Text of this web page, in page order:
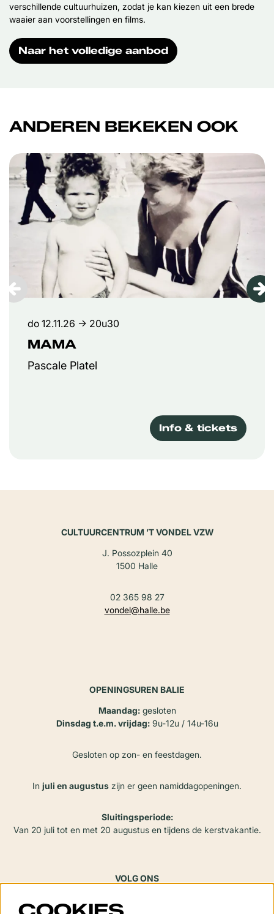
verschillende cultuurhuizen, zodat je kan kiezen uit een brede
waaier aan voorstellingen en films.
Naar het volledige aanbod
ANDEREN BEKEKEN OOK
Overslaan
MAMA
Pascale Platel
do 12.11.26 → 20u30
Info & tickets
CULTUURCENTRUM ’T VONDEL VZW
J. Possozplein 40
1500 Halle
02 365 98 27
vondel@halle.be
OPENINGSUREN BALIE
Maandag:gesloten
Dinsdag t.e.m. vrijdag:9u-12u / 14u-16u
Gesloten op zon- en feestdagen.
In juli en augustus zijn er geen namiddagopeningen.
Sluitingsperiode:
Van 20 juli tot en met 20 augustus en tijdens de kerstvakantie.
VOLG ONS